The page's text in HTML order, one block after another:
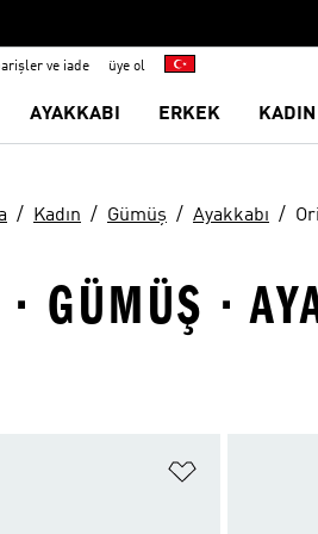
ve iade üye ol
AYAKKABI ERKEK KADIN
Kadın Gümüş Ayakkabı
GÜMÜŞ ·